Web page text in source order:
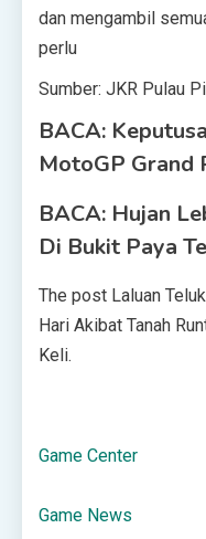
dan mengambil
perlu
Sumber: JKR Pulau
BACA:
MotoGP Grand
BACA: Hujan
Di Bukit Paya
The post Laluan
Hari Akibat Tanah
Keli.
Game Center
Game News